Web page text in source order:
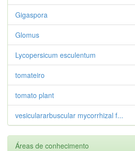
Gigaspora
Glomus
Lycopersicum esculentum
tomateiro
tomato plant
vesiculararbuscular mycorrhizal f...
Áreas de conhecimento